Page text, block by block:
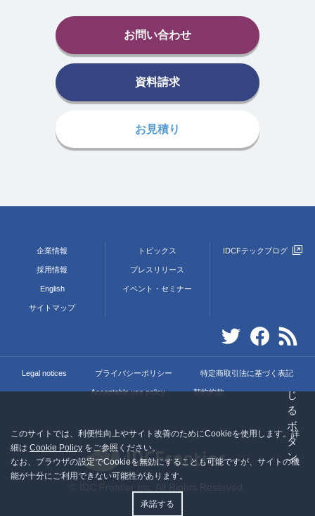
このサイトでは、利便性向上やサイト改善のためにCookieを使用します。詳
細は Cookie Policy をご参照ください。
なお、ブラウザの設定でCookieを無効にすることも可能ですが、サイトの機
能が十分にご利用できない可能性があります。
承諾する
お問い合わせ
資料請求
お見積り
企業情報
採用情報
English
サイトマップ
トピックス
プレスリリース
イベント・セミナー
IDCFテックブログ
Legal notices プライバシーポリシー 特定商取引法に基づく表記
Acceptable use policy 契約約款